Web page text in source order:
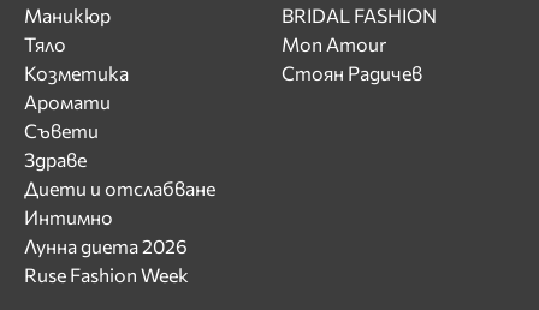
Маникюр
Тяло
Козметика
Аромати
Съвети
Здраве
Диети и отслабване
Интимно
Лунна диета 2026
Ruse Fashion Week
BRIDAL FASHION
Mon Amour
Стоян Радичев